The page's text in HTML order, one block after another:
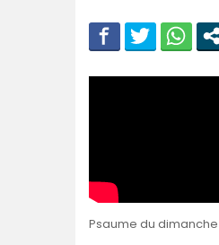
Psaume du dimanche